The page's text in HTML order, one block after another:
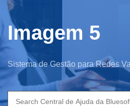
Imagem 5
Sistema de Gestão para Redes
Search